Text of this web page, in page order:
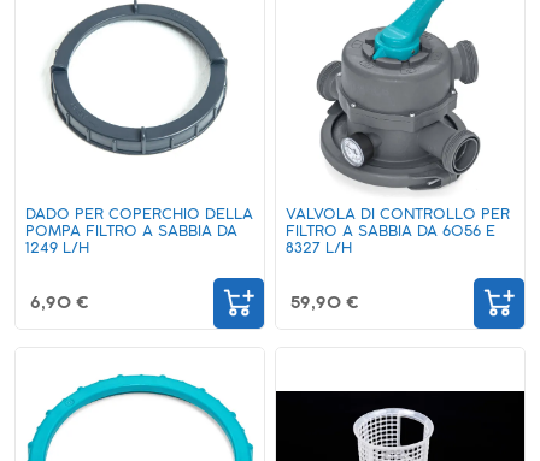
DADO PER COPERCHIO DELLA
POMPA FILTRO A SABBIA DA
1249 L/H
6,90 €
VALVOLA DI CONTROLLO PER
FILTRO A SABBIA DA 6056 E
8327 L/H
59,90 €